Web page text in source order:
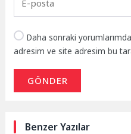
Daha sonraki
adresim ve site adresim bu
GÖNDER
Benzer Yazılar